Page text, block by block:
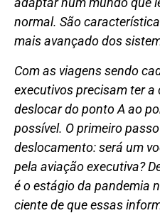
normal. São
mais avançado dos
Com as viagens sendo
executivos precisam ter a
deslocar do ponto A ao
possível. O primeiro
deslocamento: será um
pela aviação executiva?
é o estágio da pandemia
ciente de que essas